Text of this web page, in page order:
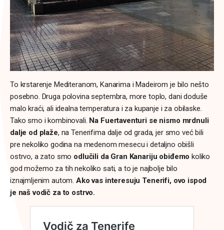
To krstarenje Mediteranom, Kanarima i Madeirom je bilo nešto
posebno. Druga polovina septembra, more toplo, dani doduše
malo kraći, ali idealna temperatura i za kupanje i za obilaske.
Tako smo i kombinovali. Na Fuertaventuri se nismo mrdnuli
dalje od plaže, na Tenerifima dalje od grada, jer smo već bili
pre nekoliko godina na medenom mesecu i detaljno obišli
ostrvo, a zato smo odlučili da Gran Kanariju obiđemo koliko
god možemo za tih nekoliko sati, a to je najbolje bilo
iznajmljenim autom. Ako vas interesuju Tenerifi, ovo ispod
je naš vodič za to ostrvo.